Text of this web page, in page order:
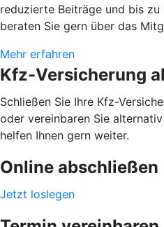
reduzierte Beiträge und bis zu
beraten Sie gern über das
Mehr erfahren
Kfz-Versicherung
Schließen Sie Ihre Kfz-
oder vereinbaren Sie
helfen Ihnen gern weiter.
Online abschließen
Jetzt loslegen